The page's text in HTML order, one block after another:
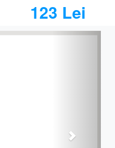
123 Lei
Next